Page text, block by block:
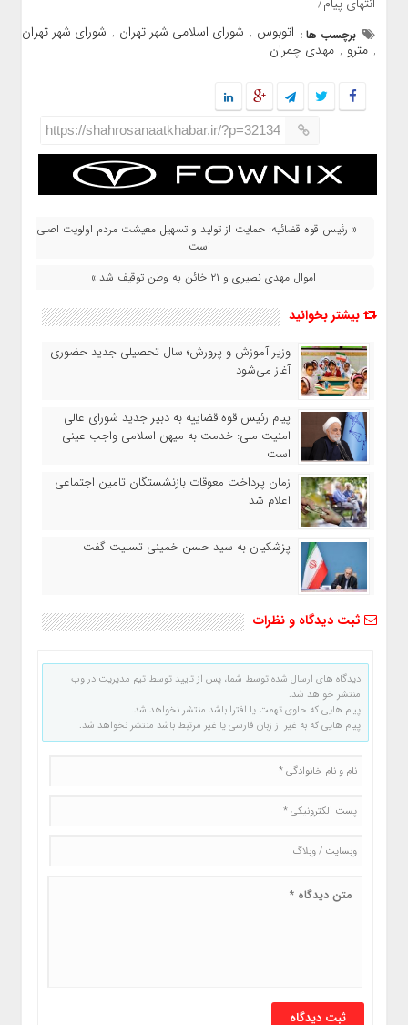
برچسب ها : اتوبوس , شورای اسلامی شهر تهران , شورای شهر تهران
, مترو , مهدی چمران
https://shahrosanaatkhabar.ir/?p=32134
« رئیس قوه قضائیه: حمایت از تولید و تسهیل معیشت مردم اولویت اصلی
است
اموال مهدی نصیری و ۲۱ خائن به وطن توقیف شد »
بیشتر بخوانید
وزیر آموزش‌ و پرورش؛ سال تحصیلی جدید حضوری
آغاز می‌شود
پیام رئیس قوه قضاییه به دبیر جدید شورای عالی
امنیت ملی: خدمت به میهن اسلامی واجب عینی
است
زمان پرداخت معوقات بازنشستگان تامین اجتماعی
اعلام شد
پزشکیان به سید حسن خمینی تسلیت گفت
ثبت دیدگاه و نظرات
دیدگاه های ارسال شده توسط شما، پس از تایید توسط تیم مدیریت در وب
منتشر خواهد شد.
پیام هایی که حاوی تهمت یا افترا باشد منتشر نخواهد شد.
پیام هایی که به غیر از زبان فارسی یا غیر مرتبط باشد منتشر نخواهد شد.